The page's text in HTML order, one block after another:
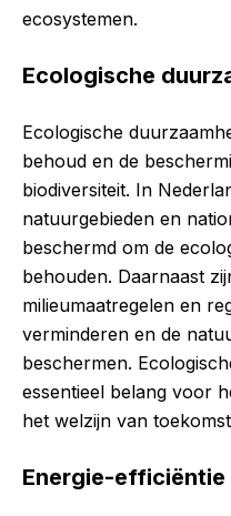
ecosystemen.
Ecologische
Ecologische
behoud en de
biodiversiteit. In
natuurgebieden en
beschermd om de
behouden. Daarnaast
milieumaatregelen en
verminderen en de
beschermen.
essentieel belang voor
het welzijn van
Energie-efficiëntie